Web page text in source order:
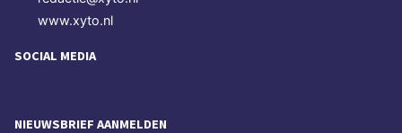
www.xyto.nl
SOCIAL MEDIA
NIEUWSBRIEF AANMELDEN